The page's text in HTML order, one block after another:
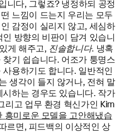
니다, 그렇죠? 냉정하되 공정
느낌이 드는지 우리는 모두
감정이 실리지 않고, 세심하
방향의 비판이 담겨 있습니
게 해주고, 진솔합니다. 냉혹
기 쉽습니다. 어조가 퉁명스
용하기도 합니다. 일반적인
생각이 들지 않거나, 전혀 말
하는 경우도 있습니다. 작가
리고 업무 환경 혁신가인 Kim
흥미로운 모델을 고안해냈습
르면, 피드백의 이상적인 상